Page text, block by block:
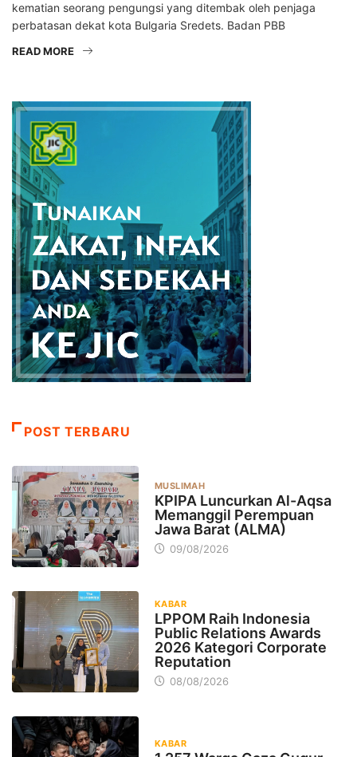
kematian seorang pengungsi yang ditembak oleh penjaga
perbatasan dekat kota Bulgaria Sredets. Badan PBB
READ MORE
POST TERBARU
MUSLIMAH
KPIPA Luncurkan Al-Aqsa
Memanggil Perempuan
Jawa Barat (ALMA)
09/08/2026
KABAR
LPPOM Raih Indonesia
Public Relations Awards
2026 Kategori Corporate
Reputation
08/08/2026
KABAR